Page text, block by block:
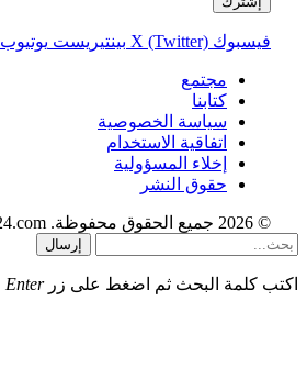
فيسبوك X (Twitter) بينتيريست يوتيوب
مجتمع
كتابنا
سياسة الخصوصية
اتفاقية الاستخدام
إخلاء المسؤولية
حقوق النشر
© 2026 جميع الحقوق محفوظة. Libyalife24.com
إرسال
اكتب كلمة البحث ثم اضغط على زر Enter